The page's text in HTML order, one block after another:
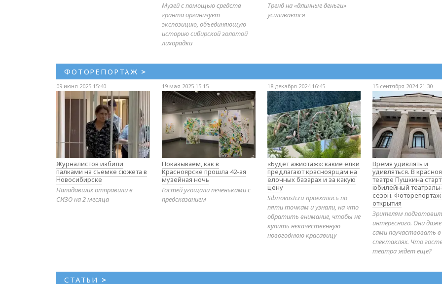
Музей с помощью средств
гранта организует
экспозицию, объединяющую
историю сибирской золотой
лихорадки
Тренд на «длинные деньги»
усиливается
ФОТОРЕПОРТАЖ >
09 июня 2025 15:40
Журналистов избили
палками на съемке сюжета в
Новосибирске
Нападавших отправили в
СИЗО на 2 месяца
19 мая 2025 15:15
Показываем, как в
Красноярске прошла 42-ая
музейная ночь
Гостей угощали печеньками с
предсказанием
18 декабря 2024 16:45
«Будет ажиотаж»: какие елки
предлагают красноярцам на
елочных базарах и за какую
цену
Sibnovosti.ru проехались по
пяти точкам и узнали, на что
обратить внимание, чтобы не
купить некачественную
новогоднюю красавицу
15 сентября 2024 21:30
Время удивлять и
удивляться. В
театре Пушкина
юбилейный
сезон. Фоторепортаж
открытия
Зрителям
интересного. Они
сами поучаствовать в
спектаклях. Что
театра ждет еще?
СТАТЬИ >